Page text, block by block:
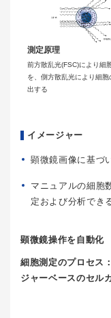
測定原理
前方散乱光(FSC)により細
を、側方散乱光により細胞
出する
イメージャー
顕微鏡画像に基づ
マニュアルの細胞
定および分析でき
顕微鏡操作を自動化
細胞測定のプロセス
ジャーベースのセル